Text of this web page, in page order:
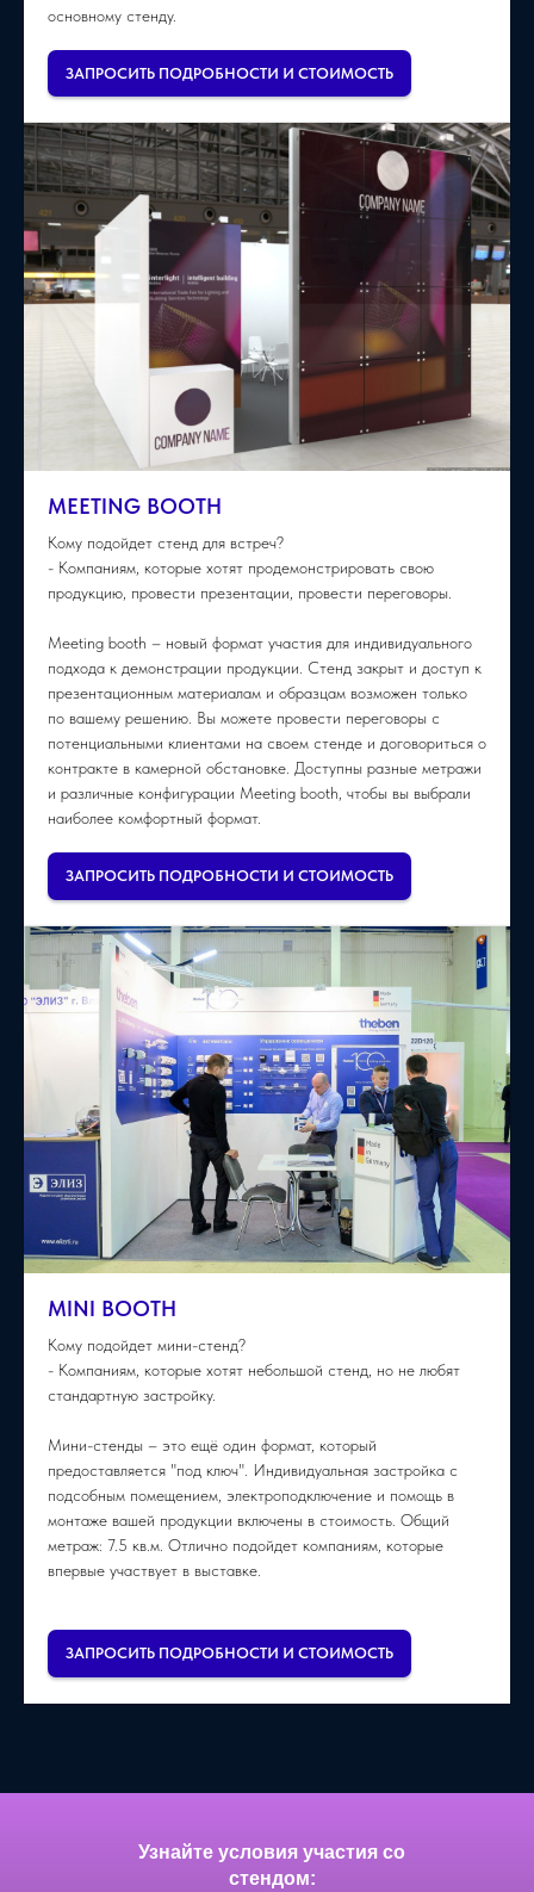
основному стенду.
ЗАПРОСИТЬ ПОДРОБНОСТИ И СТОИМОСТЬ
MEETING BOOTH
Кому подойдет стенд для встреч?
- Компаниям, которые хотят продемонстрировать свою
продукцию, провести презентации, провести переговоры.
Meeting booth – новый формат участия для индивидуального
подхода к демонстрации продукции. Стенд закрыт и доступ к
презентационным материалам и образцам возможен только
по вашему решению. Вы можете провести переговоры с
потенциальными клиентами на своем стенде и договориться о
контракте в камерной обстановке. Доступны разные метражи
и различные конфигурации Meeting booth, чтобы вы выбрали
наиболее комфортный формат.
ЗАПРОСИТЬ ПОДРОБНОСТИ И СТОИМОСТЬ
MINI BOOTH
Кому подойдет мини-стенд?
- Компаниям, которые хотят небольшой стенд, но не любят
стандартную застройку.
Мини-стенды – это ещё один формат, который
предоставляется "под ключ". Индивидуальная застройка с
подсобным помещением, электроподключение и помощь в
монтаже вашей продукции включены в стоимость. Общий
метраж: 7.5 кв.м. Отлично подойдет компаниям, которые
впервые участвует в выставке.
ЗАПРОСИТЬ ПОДРОБНОСТИ И СТОИМОСТЬ
Узнайте условия участия со
стендом: